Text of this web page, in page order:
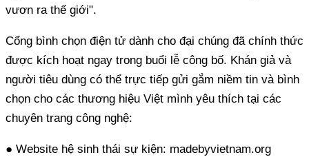
vươn ra thế giới".
Cổng bình chọn điện tử dành cho đại chúng đã chính thức
được kích hoạt ngay trong buổi lễ công bố. Khán giả và
người tiêu dùng có thể trực tiếp gửi gắm niềm tin và bình
chọn cho các thương hiệu Việt mình yêu thích tại các
chuyên trang công nghệ:
● Website hệ sinh thái sự kiện: madebyvietnam.org